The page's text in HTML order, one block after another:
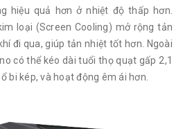
hiệu quả hơn ở nhiệt độ thấp hơn.
loại (Screen Cooling) mở rộng tản
đi qua, giúp tản nhiệt tốt hơn. Ngoài
có thể kéo dài tuổi thọ quạt gấp 2,1
bi kép, và hoạt động êm ái hơn.